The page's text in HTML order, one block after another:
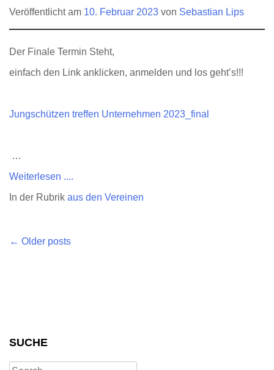
Veröffentlicht am 10. Februar 2023 von Sebastian Lips
Der Finale Termin Steht,
einfach den Link anklicken, anmelden und los geht’s!!!
Jungschützen treffen Unternehmen 2023_final
…
Weiterlesen ....
In der Rubrik aus den Vereinen
Posts
← Older posts
SUCHE
Search